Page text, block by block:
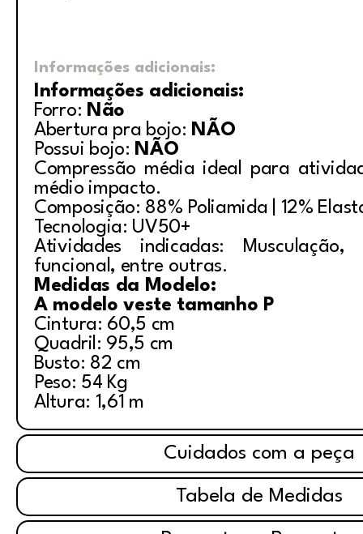
Informações adicionais:
Informações adicionais:
Forro: Não
Abertura pra bojo: NÃO
Possui bojo: NÃO
Compressão média ideal para
médio impacto.
Composição: 88% Poliamida | 12%
Tecnologia: UV50+
Atividades indicadas:
funcional, entre outras.
Medidas da Modelo:
A modelo veste tamanho P
Cintura: 60,5 cm
Quadril: 95,5 cm
Busto: 82 cm
Peso: 54 Kg
Altura: 1,61 m
Cuidados com a peça
Tabela de Medidas